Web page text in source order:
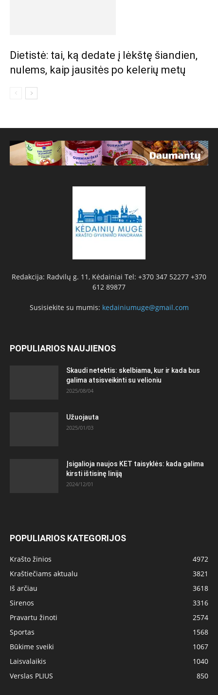
Dietistė: tai, ką dedate į lėkštę šiandien,
nulems, kaip jausitės po kelerių metų
Redakcija: Radvilų g. 11, Kėdainiai Tel: +370 347 52277 +370
612 89877
Susisiekite su mumis: kedainiumuge@gmail.com
POPULIARIOS NAUJIENOS
Skaudi netektis: skelbiama, kur ir kada bus
galima atsisveikinti su velioniu
2025/08/04
Užuojauta
2025/01/03
Įsigalioja naujos KET taisyklės: kada galima
kirsti ištisinę liniją
2024/12/01
POPULIARIOS KATEGORIJOS
Krašto žinios
4972
Kraštiečiams aktualu
3821
Iš arčiau
3618
Sirenos
3316
Pravartu žinoti
2574
Sportas
1568
Būkime sveiki
1067
Laisvalaikis
1040
Verslas PLIUS
850